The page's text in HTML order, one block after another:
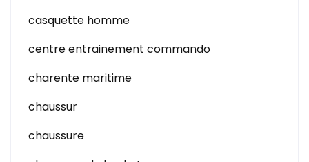
casquette homme
centre entrainement commando
charente maritime
chaussur
chaussure